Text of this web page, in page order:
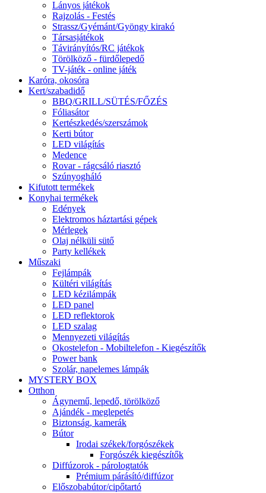
Lányos játékok
Rajzolás - Festés
Strassz/Gyémánt/Gyöngy kirakó
Társasjátékok
Távirányítós/RC játékok
Törölköző - fürdőlepedő
TV-játék - online játék
Karóra, okosóra
Kert/szabadidő
BBQ/GRILL/SÜTÉS/FŐZÉS
Fóliasátor
Kertészkedés/szerszámok
Kerti bútor
LED világítás
Medence
Rovar - rágcsáló riasztó
Szúnyogháló
Kifutott termékek
Konyhai termékek
Edények
Elektromos háztartási gépek
Mérlegek
Olaj nélküli sütő
Party kellékek
Műszaki
Fejlámpák
Kültéri világítás
LED kézilámpák
LED panel
LED reflektorok
LED szalag
Mennyezeti világítás
Okostelefon - Mobiltelefon - Kiegészítők
Power bank
Szolár, napelemes lámpák
MYSTERY BOX
Otthon
Ágynemű, lepedő, törölköző
Ajándék - meglepetés
Biztonság, kamerák
Bútor
Irodai székek/forgószékek
Forgószék kiegészítők
Diffúzorok - párologtatók
Prémium párásító/diffúzor
Előszobabútor/cipőtartó